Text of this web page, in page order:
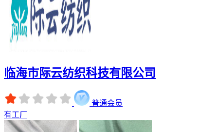
临海市际云纺织科技有限公司
普通会员
有工厂